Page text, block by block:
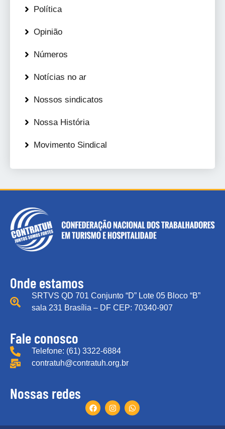
Política
Opinião
Números
Notícias no ar
Nossos sindicatos
Nossa História
Movimento Sindical
Onde estamos
SRTVS QD 701 Conjunto “D” Lote 05 Bloco “B”
sala 231 Brasília – DF CEP: 70340-907
Fale conosco
Telefone: (61) 3322-6884
contratuh@contratuh.org.br
Nossas redes